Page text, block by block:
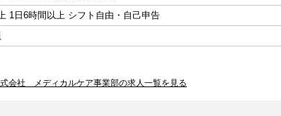
1日6時間以上 シフト自由・自己申告
会社 メディカルケア事業部の求人一覧を見る